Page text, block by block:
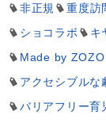
非正規
重度訪
ショコラボ
キ
Made by ZOZO
アクセシブルな
バリアフリー育